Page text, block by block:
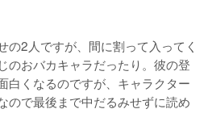
の2人ですが、間に割って入ってく
のおバカキャラだったり。彼の登
白くなるのですが、キャラクター
ので最後まで中だるみせずに読め